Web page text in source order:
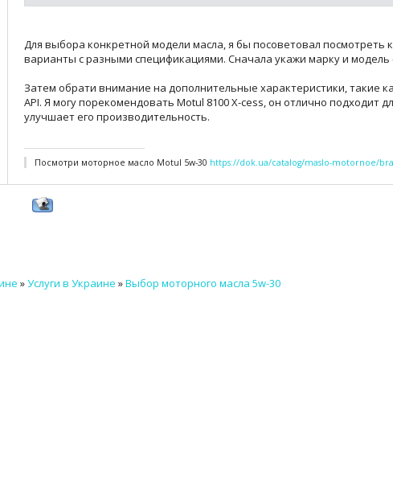
Для выбора конкретной модели масла, я бы посоветовал посмотреть
варианты с разными спецификациями. Сначала укажи марку и модель
Затем обрати внимание на дополнительные характеристики, такие
API. Я могу порекомендовать Motul 8100 X-cess, он отлично подходит
улучшает его производительность.
Посмотри моторное масло Motul 5w-30 https://dok.ua/catalog/maslo-motornoe/
»Услуги в Украине »Выбор моторного масла 5w-30